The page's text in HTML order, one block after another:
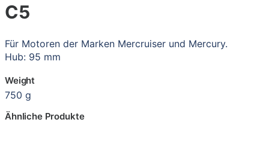
C5
Für Motoren der Marken Mercruiser und Mercury.
Hub: 95 mm
Weight
750 g
Ähnliche Produkte